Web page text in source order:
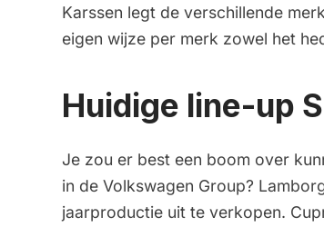
Karssen legt de verschillende
eigen wijze per merk zowel het
Huidige line-up
Je zou er best een boom over
in de Volkswagen Group?
jaarproductie uit te verkopen.